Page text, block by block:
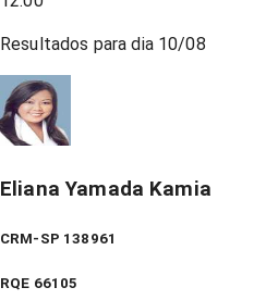
Resultados para dia 10/08
Eliana Yamada Kamia
CRM-SP 138961
RQE 66105